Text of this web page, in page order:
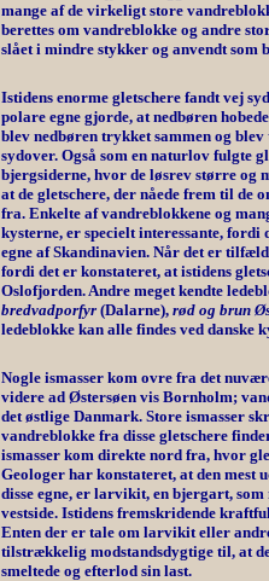
mange af de virkeligt store
berettes om vandreblokke og andre
slået i mindre stykker og anvendt som
Istidens enorme gletschere fandt vej
polare egne gjorde, at nedbøren
blev nedbøren trykket sammen og blev
sydover. Også som en naturlov fulgte
bjergsiderne, hvor de løsrev større og
at de gletschere, der nåede frem til de
fra. Enkelte af vandreblokkene og
kysterne, er specielt interessante,
egne af Skandinavien. Når det er
fordi det er konstateret, at istidens
Oslofjorden. Andre meget kendte
bredvadporfyr(Dalarne), rød og brun
ledeblokke kan alle findes ved danske
Nogle ismasser kom ovre fra det
videre ad Østersøen vis Bornholm;
det østlige Danmark. Store ismasser
vandreblokke fra disse gletschere
ismasser kom direkte nord fra, hvor
Geologer har konstateret, at den
disse egne, er larvikit, en bjergart,
vestside. Istidens fremskridende
Enten der er tale om larvikit eller
tilstrækkelig modstandsdygtige til, at
smeltede og efterlod sin last.